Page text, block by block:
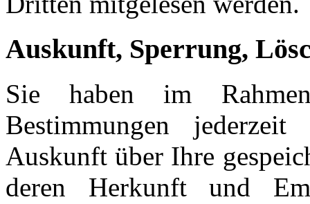
Auskunft, Sperrung,
Sie haben im
Bestimmungen
Auskunft über Ihre
deren Herkunft und